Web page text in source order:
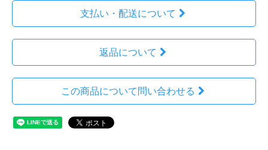
支払い・配送について
返品について
この商品について問い合わせる